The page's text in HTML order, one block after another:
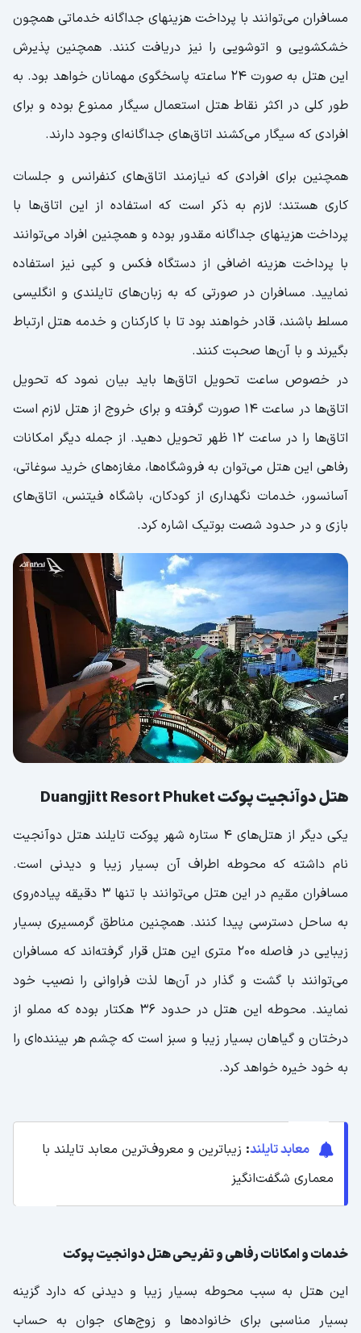
مسافران می‌توانند با پرداخت هزینهای جداگانه خدماتی همچون
خشکشویی و اتوشویی را نیز دریافت کنند. همچنین پذیرش
این هتل به صورت ۲۴ ساعته پاسخگوی مهمانان خواهد بود. به
طور کلی در اکثر نقاط هتل استعمال سیگار ممنوع بوده و برای
افرادی که سیگار می‌کشند اتاق‌های جداگانه‌ای وجود دارند.
همچنین برای افرادی که نیازمند اتاق‌های کنفرانس و جلسات
کاری هستند؛ لازم به ذکر است که استفاده از این اتاق‌ها با
پرداخت هزینهای جداگانه مقدور بوده و همچنین افراد می‌توانند
با پرداخت هزینه اضافی از دستگاه فکس و کپی نیز استفاده
نمایید. مسافران در صورتی که به زبان‌های تایلندی و انگلیسی
مسلط باشند، قادر خواهند بود تا با کارکنان و خدمه هتل ارتباط
بگیرند و با آن‌ها صحبت کنند.
در خصوص ساعت تحویل اتاق‌ها باید بیان نمود که تحویل
اتاق‌ها در ساعت ۱۴ صورت گرفته و برای خروج از هتل لازم است
اتاق‌ها را در ساعت ۱۲ ظهر تحویل دهید. از جمله دیگر امکانات
رفاهی این هتل می‌توان به فروشگاه‌ها، مغازه‌های خرید سوغاتی،
آسانسور، خدمات نگهداری از کودکان، باشگاه فیتنس، اتاق‌های
بازی و در حدود شصت بوتیک اشاره کرد.
هتل دوآنجیت پوکت Duangjitt Resort Phuket
یکی دیگر از هتل‌های ۴ ستاره شهر پوکت تایلند هتل دوآنجیت
نام داشته که محوطه اطراف آن بسیار زیبا و دیدنی است.
مسافران مقیم در این هتل می‌توانند با تنها ۳ دقیقه پیاده‌روی
به ساحل دسترسی پیدا کنند. همچنین مناطق گرمسیری بسیار
زیبایی در فاصله ۲۰۰ متری این هتل قرار گرفته‌اند که مسافران
می‌توانند با گشت و گذار در آن‌ها لذت فراوانی را نصیب خود
نمایند. محوطه این هتل در حدود ۳۶ هکتار بوده که مملو از
درختان و گیاهان بسیار زیبا و سبز است که چشم هر بیننده‌ای را
به خود خیره خواهد کرد.
معابد تایلند: زیباترین و معروف‌ترین معابد تایلند با
معماری شگفت‌انگیز
خدمات و امکانات رفاهی و تفریحی هتل دوانجیت پوکت
این هتل به سبب محوطه بسیار زیبا و دیدنی که دارد گزینه
بسیار مناسبی برای خانواده‌ها و زوج‌های جوان به حساب